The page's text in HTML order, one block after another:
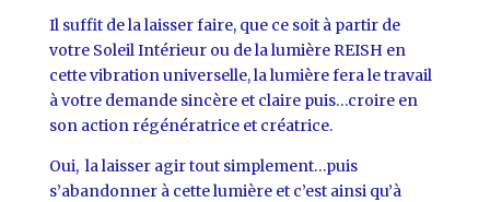
Il suffit de la laisser faire, que ce soit à partir de
votre Soleil Intérieur ou de la lumière REISH en
cette vibration universelle, la lumière fera le travail
à votre demande sincère et claire puis…croire en
son action régénératrice et créatrice.
Oui, la laisser agir tout simplement…puis
s’abandonner à cette lumière et c’est ainsi qu’à